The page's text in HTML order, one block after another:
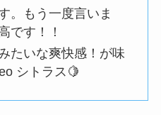
。もう一度言いま
です！！
たいな爽快感！が味
シトラス🍋